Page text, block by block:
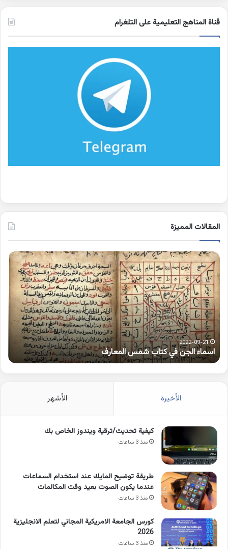
قناة المناهج التعليمية على التلغرام
المقالات المميزة
اسماء
الجن
في
كتاب
شمس
المعارف
2022-09-21
اسماء الجن في كتاب شمس المعارف
الأخيرة الأشهر
كيفية تحديث/ترقية ويندوز الخاص بك
منذ 3 ساعات
طريقة توضيح المايك عند استخدام السماعات
عندما يكون الصوت بعيد وقت المكالمات
منذ 3 ساعات
كورس الجامعة الامريكية المجاني لتعلم الانجليزية
2026
منذ 3 ساعات